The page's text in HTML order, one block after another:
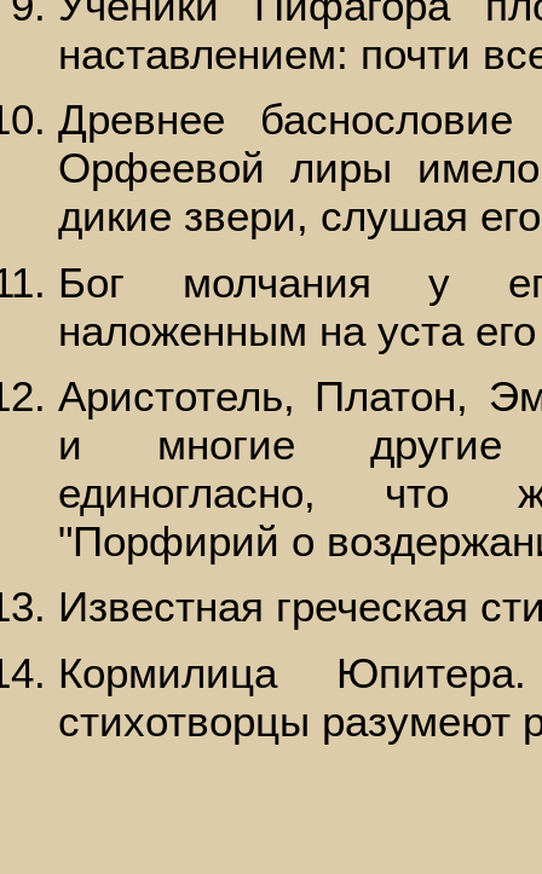
наставлением: почти
Древнее баснословие
Орфеевой лиры
дикие звери, слушая
Бог молчания у
наложенным на уста
Аристотель, Платон,
и многие другие
единогласно, что
"Порфирий о
Известная греческая
Кормилица
стихотворцы разумеют